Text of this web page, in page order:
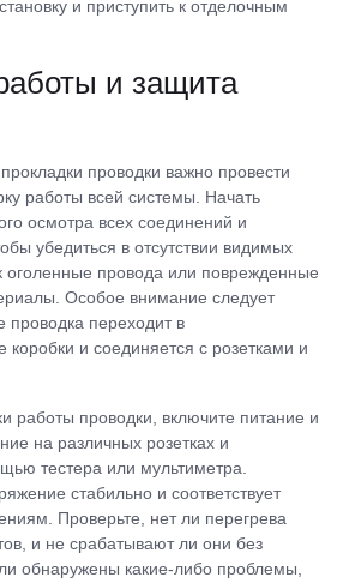
и приступить к отделочным
и защита
проводки важно провести
работы всей системы. Начать
осмотра всех соединений и
убедиться в отсутствии видимых
оголенные провода или поврежденные
Особое внимание следует
проводка переходит в
коробки и соединяется с розетками и
работы проводки, включите питание и
на различных розетках и
тестера или мультиметра.
стабильно и соответствует
Проверьте, нет ли перегрева
и не срабатывают ли они без
обнаружены какие-либо проблемы,